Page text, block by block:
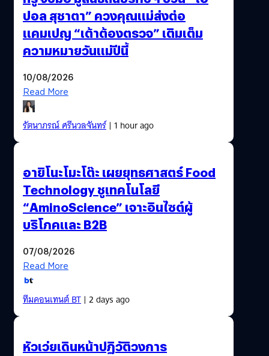
ปอล สุชาตา” ควงคุณแม่ส่งต่อ
แคมเปญ “เต้าต้องตรวจ” เติมเต็ม
ความหมายวันแม่ปีนี้
10/08/2026
Read More
รัตนาภรณ์ ศรีนวลจันทร์| 1 hour ago
อายิโนะโมะโต๊ะ เผยยุทธศาสตร์ Food
Technology ชูเทคโนโลยี
“AminoScience” เจาะอินไซต์ผู้
บริโภคและ B2B
07/08/2026
Read More
ทีมคอนเทนต์ BT| 2 days ago
หัวเว่ยเดินหน้าปฏิวัติวงการ